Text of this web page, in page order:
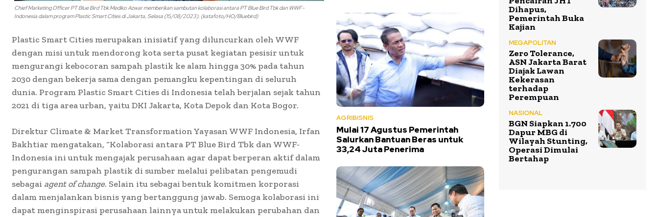
Chief Marketing Officer PT Blue Bird Tbk Mediko Azwar memberikan sambutan kolaborasi antara PT Blue Bird Tbk dan WWF-
Indonesia dalam program Plastic Smart Cities di Jakarta, Selasa (15/08/2023). (katafoto/HO/Bluebird)
Plastic Smart Cities merupakan inisiatif yang diluncurkan oleh WWF
dengan misi untuk mendorong kota serta pusat kegiatan pesisir untuk
mengurangi kebocoran sampah plastik ke alam hingga 30% pada tahun
2030 dengan bekerja sama dengan pemangku kepentingan di seluruh
dunia. Program Plastic Smart Cities di Indonesia telah berjalan sejak tahun
2021 di tiga area urban, yaitu DKI Jakarta, Kota Depok dan Kota Bogor.
Direktur Climate & Market Transformation Yayasan WWF Indonesia, Irfan
Bakhtiar mengatakan, “Kolaborasi antara PT Blue Bird Tbk dan WWF-
Indonesia ini untuk mengajak perusahaan agar dapat berperan aktif dalam
pengurangan sampah plastik di sumber melalui pelibatan pengemudi
sebagai agent of change. Selain itu sebagai bentuk komitmen korporasi
dalam menjalankan bisnis yang bertanggung jawab. Semoga kolaborasi ini
dapat menginspirasi perusahaan lainnya untuk melakukan perubahan dan
AGRIBISNIS
Mulai 17 Agustus Pemerintah
Salurkan Bantuan Beras untuk
33,24 Juta Penerima
Dihapus,
Pemerintah Buka
Kajian
MEGAPOLITAN
Zero Tolerance,
ASN Jakarta Barat
Diajak Lawan
Kekerasan
terhadap
Perempuan
NASIONAL
BGN Siapkan 1.700
Dapur MBG di
Wilayah Stunting,
Operasi Dimulai
Bertahap